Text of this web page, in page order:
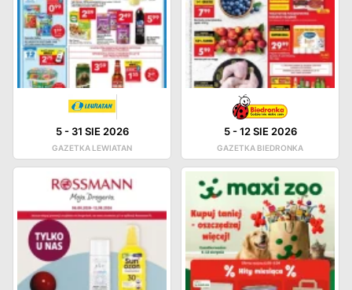
5- 31 SIE 2026
GAZETKA LEWIATAN
5-12 SIE 2026
GAZETKA BIEDRONKA